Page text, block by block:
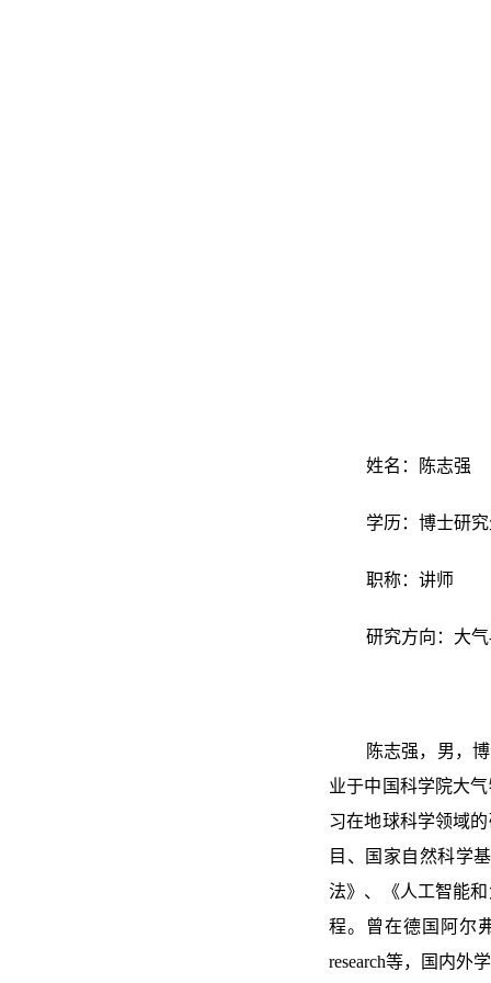
姓名：陈志强
学历：博士研
职称：讲师
研究方向：大
陈志强，男，
业于中国科学院大
习在地球科学领域
目、国家自然科学
法》、《人工智能
程。曾在德国阿尔
research等，国内外